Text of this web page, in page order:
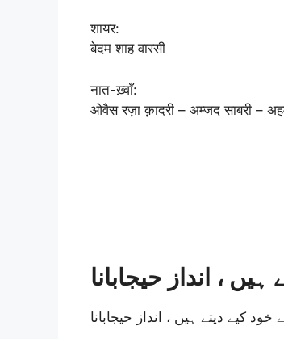
शायर:
बेदम शाह वारसी
नात-ख़्वाँ:
ओवैस रज़ा क़ादरी – अम्जद साबरी –
، انداز حیجابانا
خود کیے دیتے ہیں ، انداز حیجابانا